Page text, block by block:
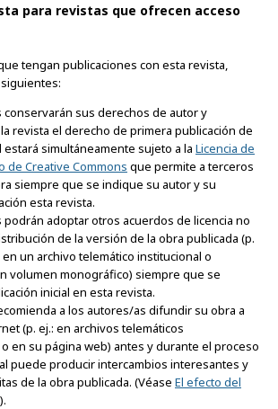
para revistas que ofrecen acceso
tengan publicaciones con esta revista,
conservarán sus derechos de autor y
revista el derecho de primera publicación de
estará simultáneamente sujeto a la Licencia de
de Creative Commons que permite a terceros
siempre que se indique su autor y su
esta revista.
podrán adoptar otros acuerdos de licencia no
de la versión de la obra publicada (p.
un archivo telemático institucional o
volumen monográfico) siempre que se
inicial en esta revista.
a los autores/as difundir su obra a
(p. ej.: en archivos telemáticos
en su página web) antes y durante el proceso
puede producir intercambios interesantes y
de la obra publicada. (Véase El efecto del
).